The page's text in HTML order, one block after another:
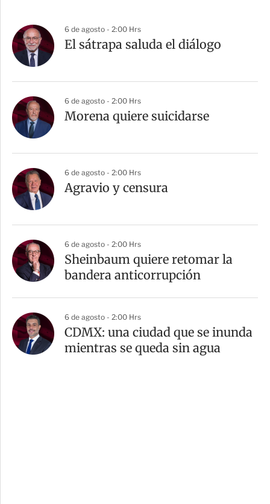
6 de agosto - 2:00 Hrs
El sátrapa saluda el diálogo
6 de agosto - 2:00 Hrs
Morena quiere suicidarse
6 de agosto - 2:00 Hrs
Agravio y censura
6 de agosto - 2:00 Hrs
Sheinbaum quiere retomar la
bandera anticorrupción
6 de agosto - 2:00 Hrs
CDMX: una ciudad que se inunda
mientras se queda sin agua